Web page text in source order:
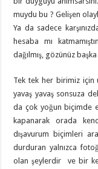
muydu bu ? Gelişen
Ya da sadece
hesaba mı
dağılmış, gözünüz başka
Tek tek her birimiz için
yavaş yavaş sonsuza
da çok yoğun biçimde
kapanarak orada
dışavurum biçimleri
durduran yalnızca
olan şeylerdir ve bir